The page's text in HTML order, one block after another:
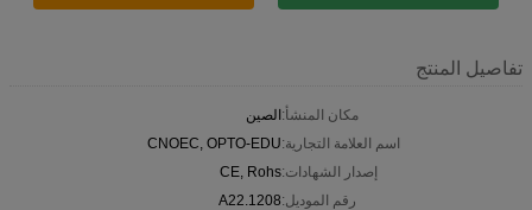
تفاصيل المنتج
مكان المنشأ:الصين
اسم العلامة التجارية:CNOEC, OPTO-EDU
إصدار الشهادات:CE, Rohs
رقم الموديل:A22.1208